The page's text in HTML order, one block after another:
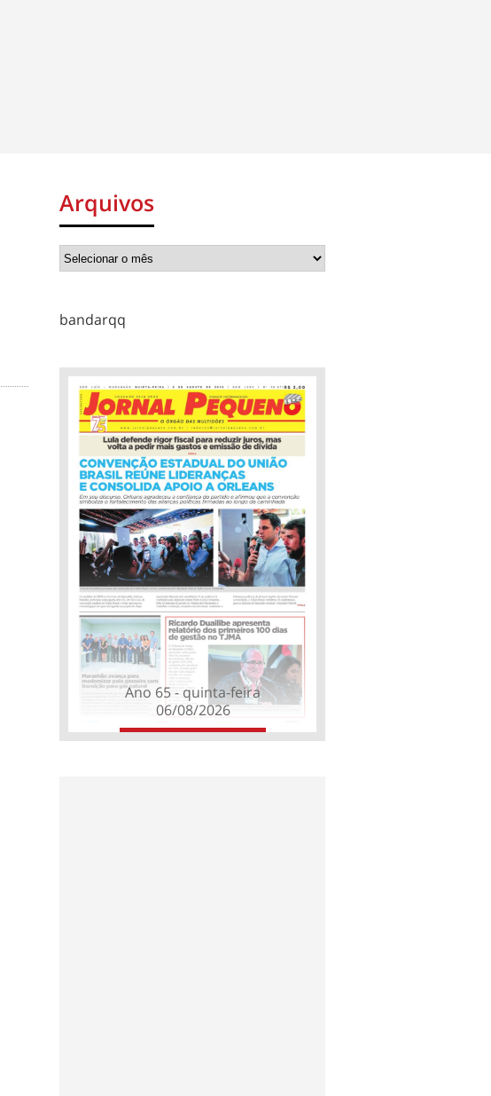
Arquivos
bandarqq
Ano 65 - quinta-feira
06/08/2026